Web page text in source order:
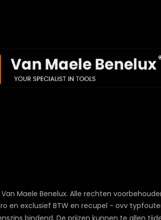
Maele Benelux. Alle rechten
en exclusief BTW en recupel - ovv
bindend. De prijzen kunnen te allen